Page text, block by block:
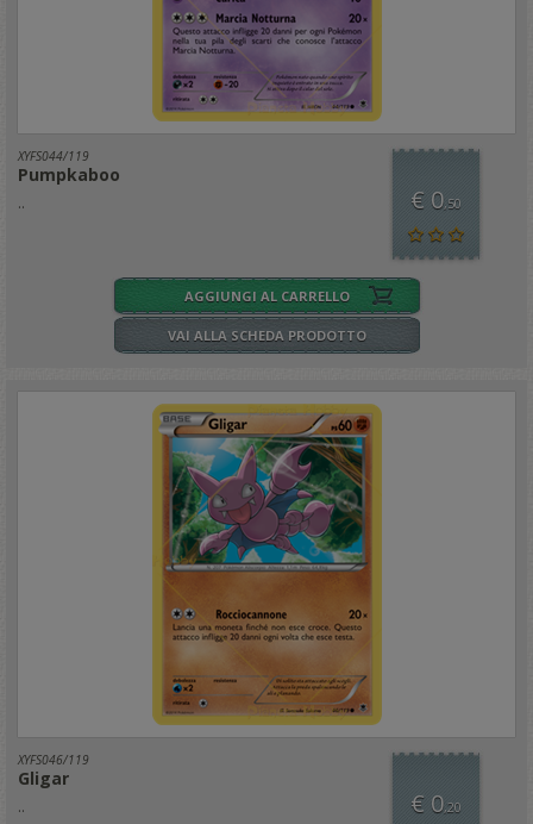
XYFS044/119
Pumpkaboo
.. € 0,50
AGGIUNGI AL CARRELLO
VAI ALLA SCHEDA PRODOTTO
XYFS046/119
Gligar
.. € 0,20